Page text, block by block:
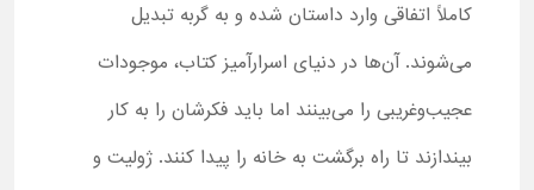
کاملاً اتفاقی وارد داستان شده و به گربه تبدیل
می‌شوند. آن‌ها در دنیای اسرارآمیز کتاب، موجودات
عجیب‌وغریبی را می‌بینند اما باید فکرشان را به کار
بیندازند تا راه برگشت به خانه را پیدا کنند. ژولیت و